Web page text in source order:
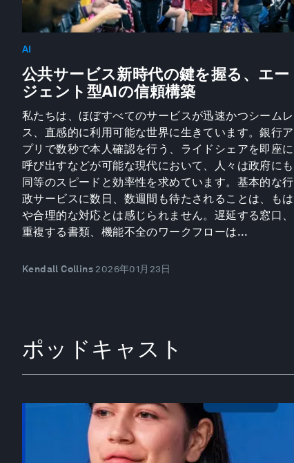
AI
公共サービス新時代の鍵を握る、エー
ジェント型AIの信頼構築
私たちは、ほぼすべてのサービスが迅速かつシームレ
ス、直感的に利用可能な世界に生きています。銀行ア
プリで数秒で本人確認を行う、ライドシェアを即座に
呼び出すなどが可能な現代において、人々は政府にも
同等のスピードと効率性を求めています。基本的な行
政サービスに数日、数週間も待たされることは、もは
や合理的な対応とは感じられません。遅延する窓口、
重複する書類、機能不全のワークフローは...
Kendall Collins 2026年01月23日
ポッドキャスト